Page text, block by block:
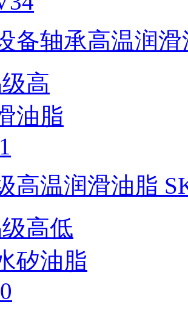
备轴承高温润
高温润滑油脂